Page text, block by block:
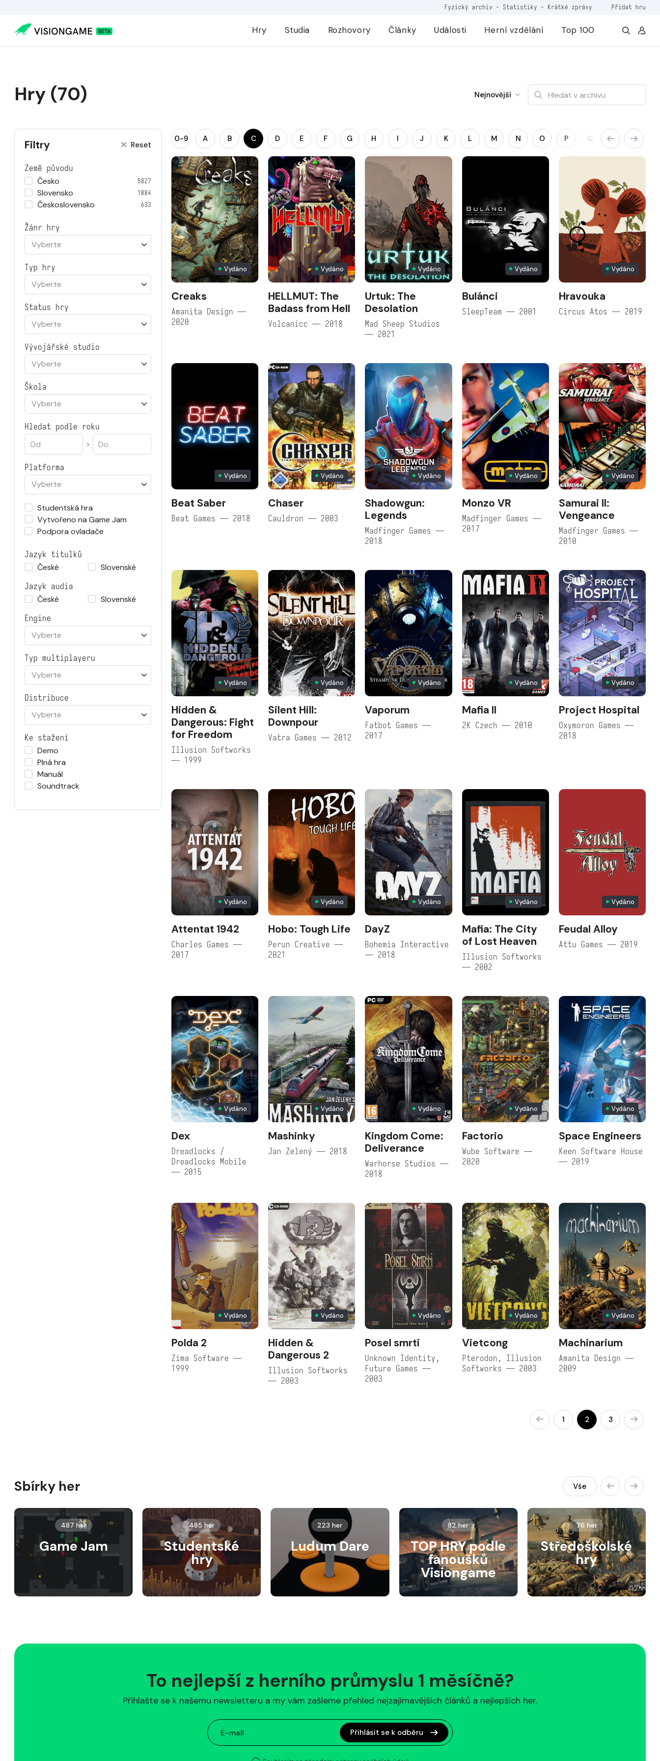
Fyzický archiv - Statistiky - Krátké zprávy Přidat hru
Hry Studia Rozhovory Články Události Herní vzdělání Top 100
Hry (70) Nejnovější
Filtry Reset
Země původu
Česko
5827
Slovensko 1884
Československo 633
Žánr hry
Vyberte
Typ hry
Vyberte
Status hry
Vyberte
Vývojářské studio
Vyberte
Škola
Vyberte
Hledat podle roku
Platforma
Vyberte
Studentská hra
Vytvořeno na Game Jam
Podpora ovladače
Jazyk titulků
České
Slovenské
Jazyk audia
České
Slovenské
Engine
Vyberte
Typ multiplayeru
Vyberte
Distribuce
Vyberte
Ke stažení
Demo
Plná hra
Manuál
Soundtrack
0-9 A B C D E F G H I J K L M N O P Q R S
Vydáno
Creaks
Amanita Design —
2020
Vydáno
HELLMUT: The
Badass from Hell
Volcanicc — 2018
Vydáno
Urtuk: The
Desolation
Mad Sheep Studios
— 2021
Vydáno
Bulánci
SleepTeam — 2001
Vydáno
Hravouka
Circus Atos — 2019
Vydáno
Beat Saber
Beat Games — 2018
Vydáno
Chaser
Cauldron — 2003
Vydáno
Shadowgun:
Legends
Madfinger Games —
2018
Vydáno
Monzo VR
Madfinger Games —
2017
Vydáno
Samurai II:
Vengeance
Madfinger Games —
2010
Vydáno
Hidden &
Dangerous: Fight
for Freedom
Illusion Softworks
— 1999
Vydáno
Silent Hill:
Downpour
Vatra Games — 2012
Vydáno
Vaporum
Fatbot Games —
2017
Vydáno
Mafia II
2K Czech — 2010
Vydáno
Project Hospital
Oxymoron Games —
2018
Vydáno
Attentat 1942
Charles Games —
2017
Vydáno
Hobo: Tough Life
Perun Creative —
2021
Vydáno
DayZ
Bohemia Interactive
— 2018
Vydáno
Mafia: The City
of Lost Heaven
Illusion Softworks
— 2002
Vydáno
Feudal Alloy
Attu Games — 2019
Vydáno
Dex
Dreadlocks /
Dreadlocks Mobile
— 2015
Vydáno
Mashinky
Jan Zelený — 2018
Vydáno
Kingdom Come:
Deliverance
Warhorse Studios —
2018
Vydáno
Factorio
Wube Software —
2020
Vydáno
Space Engineers
Keen Software House
— 2019
Vydáno
Polda 2
Zima Software —
1999
Vydáno
Hidden &
Dangerous 2
Illusion Softworks
— 2003
Vydáno
Posel smrti
Unknown Identity,
Future Games —
2003
Vydáno
Vietcong
Pterodon, Illusion
Softworks — 2003
Vydáno
Machinarium
Amanita Design —
2009
1 2 3
Sbírky her Vše
487 her
Game Jam
485 her
Studentské
hry
223 her
Ludum Dare
82 her
TOP HRY podle
fanoušků
Visiongame
76 her
Středoškolské
hry
To nejlepší z herního průmyslu 1 měsíčně?
Přihlašte se k našemu newsletteru a my vám zašleme přehled nejzajímavějších článků a nejlepších her.
Přihlásit se k odběru